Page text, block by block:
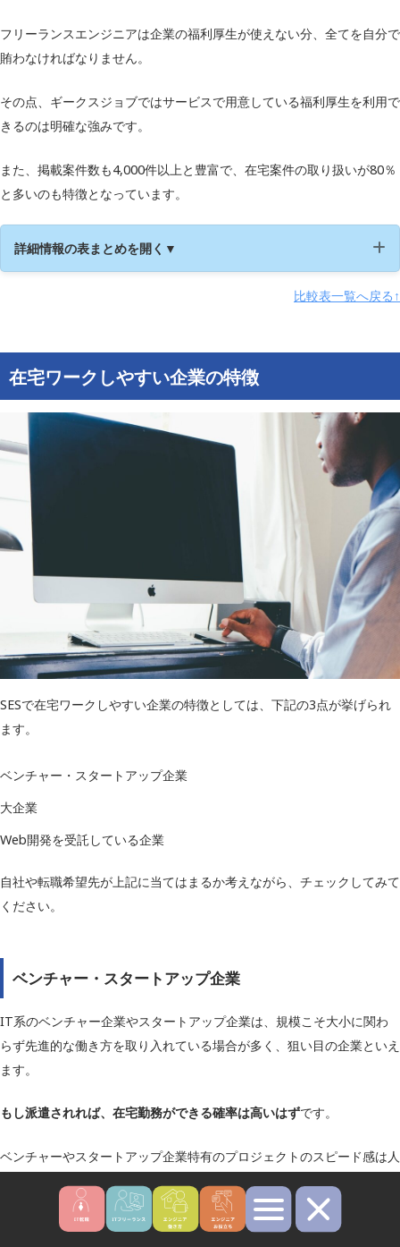
フリーランスエンジニアは企業の福利厚生が使えない分、全てを自分で
賄わなければなりません。
その点、ギークスジョブではサービスで用意している福利厚生を利用で
きるのは明確な強みです。
また、掲載案件数も4,000件以上と豊富で、在宅案件の取り扱いが80％
と多いのも特徴となっています。
詳細情報の表まとめを開く▼
在宅案件数 5,869件
在宅・リモート案
有り
東京・神奈川・福岡・大阪・名古
比較表一覧へ戻る↑
在宅ワークしやすい企業の特徴
SESで在宅ワークしやすい企業の特徴としては、下記の3点が挙げられ
ます。
ベンチャー・スタートアップ企業
大企業
Web開発を受託している企業
自社や転職希望先が上記に当てはまるか考えながら、チェックしてみて
ください。
ベンチャー・スタートアップ企業
IT系のベンチャー企業やスタートアップ企業は、規模こそ大小に関わ
らず先進的な働き方を取り入れている場合が多く、狙い目の企業といえ
ます。
もし派遣されれば、在宅勤務ができる確率は高いはずです。
ベンチャーやスタートアップ企業特有のプロジェクトのスピード感は人
ればおすすめです。